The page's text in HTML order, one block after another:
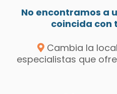
No encontramos a
coincida con
Cambia la
especialistas que